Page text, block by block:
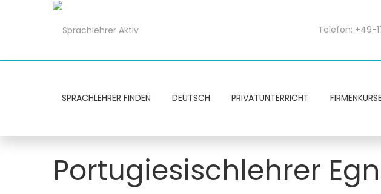
Telefon: +49-
SPRACHLEHRER FINDEN DEUTSCH PRIVATUNTERRICHT FIRMENKURSE
Portugiesischlehrer